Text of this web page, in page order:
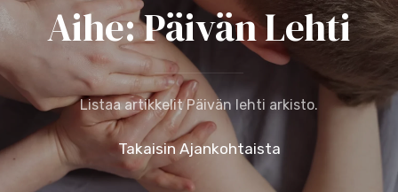
Aihe: Päivän Lehti
Listaa artikkelit Päivän lehti arkisto.
Takaisin Ajankohtaista